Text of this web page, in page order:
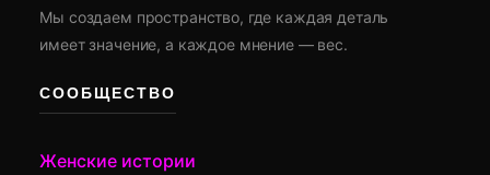
Мы создаем пространство, где каждая деталь
имеет значение, а каждое мнение — вес.
СООБЩЕСТВО
Женские истории